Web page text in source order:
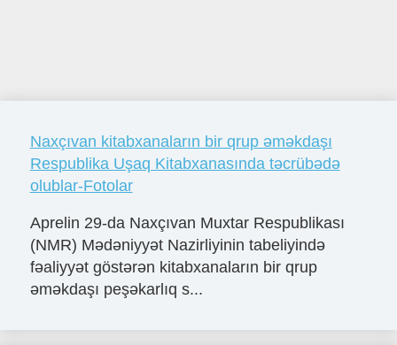
Naxçıvan kitabxanaların bir qrup əməkdaşı
Respublika Uşaq Kitabxanasında təcrübədə
olublar-Fotolar
Aprelin 29-da Naxçıvan Muxtar Respublikası
(NMR) Mədəniyyət Nazirliyinin tabeliyində
fəaliyyət göstərən kitabxanaların bir qrup
əməkdaşı peşəkarlıq s...